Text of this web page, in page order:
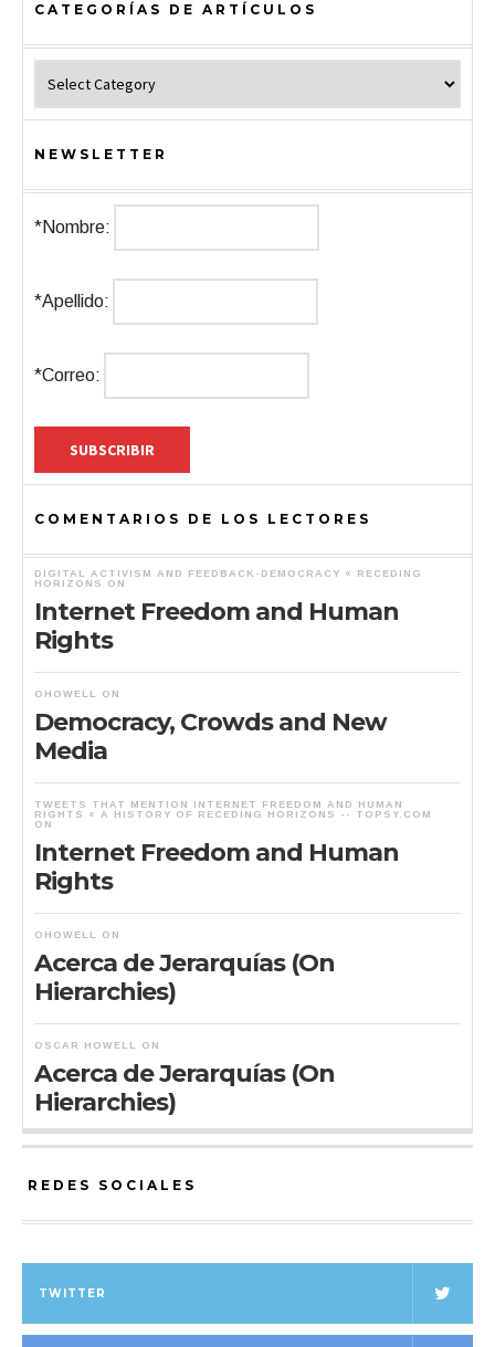
CATEGORÍAS DE ARTÍCULOS
NEWSLETTER
*Nombre:
*Apellido:
*Correo:
COMENTARIOS DE LOS LECTORES
DIGITAL ACTIVISM AND FEEDBACK-DEMOCRACY « RECEDING
HORIZONS
ON
Internet Freedom and Human
Rights
OHOWELL ON
Democracy, Crowds and New
Media
TWEETS THAT MENTION INTERNET FREEDOM AND HUMAN
RIGHTS « A HISTORY OF RECEDING HORIZONS -- TOPSY.COM
ON
Internet Freedom and Human
Rights
OHOWELL ON
Acerca de Jerarquías (On
Hierarchies)
OSCAR HOWELL ON
Acerca de Jerarquías (On
Hierarchies)
REDES SOCIALES
TWITTER